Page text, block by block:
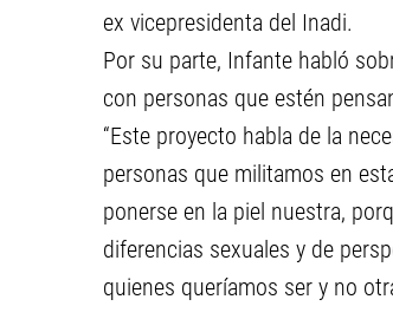
ex vicepresidenta del Inadi.
Por su parte, Infante habló
con personas que estén
“Este proyecto habla de la
personas que militamos en
ponerse en la piel nuestra,
diferencias sexuales y de
quienes queríamos ser y no